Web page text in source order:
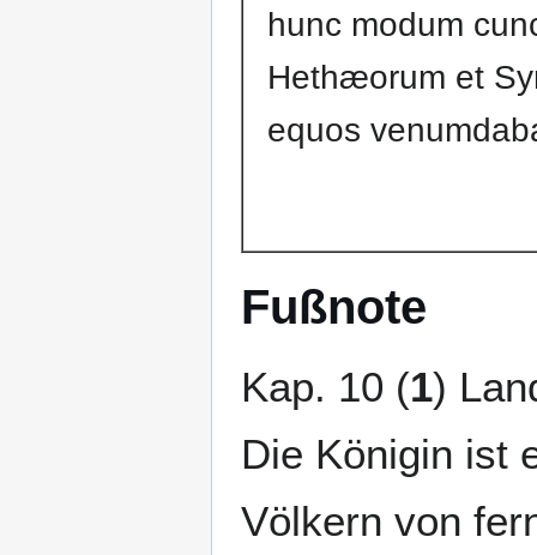
hunc modum
Hethæorum et
equos
Fußnote
Kap. 10 (1)
Die Königin ist
Völkern von